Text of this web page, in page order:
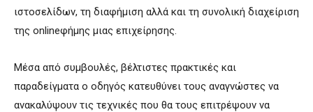
ιστοσελίδων, τη διαφήμιση αλλά και τη συνολική διαχείριση
της onlineφήμης μιας επιχείρησης.
Μέσα από συμβουλές, βέλτιστες πρακτικές και
παραδείγματα ο οδηγός κατευθύνει τους αναγνώστες να
ανακαλύψουν τις τεχνικές που θα τους επιτρέψουν να